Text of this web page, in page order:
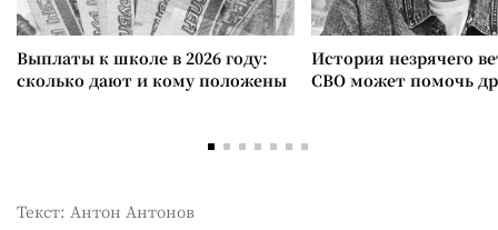
Выплаты к школе в 2026 году:
сколько дают и кому положены
История незрячего
СВО может помочь
Текст: Антон Антонов